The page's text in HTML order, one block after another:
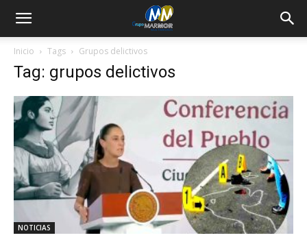
Inicio Tags Grupos delictivos
Tag: grupos delictivos
NOTICIAS